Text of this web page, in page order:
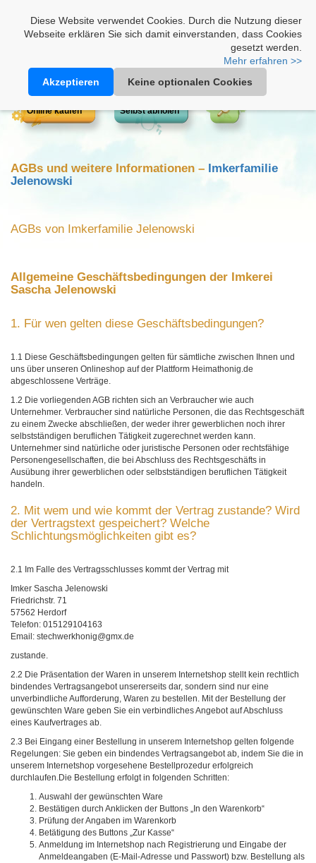
Diese Website verwendet Cookies. Durch die Nutzung dieser
Webseite erklären Sie sich damit einverstanden, dass Cookies
gesetzt werden.
Mehr erfahren >>
Akzeptieren
Keine optionalen Cookies
Online kaufen Selbst abholen
AGBs und weitere Informationen – Imkerfamilie
Jelenowski
AGBs von Imkerfamilie Jelenowski
Allgemeine Geschäftsbedingungen der Imkerei
Sascha Jelenowski
1. Für wen gelten diese Geschäftsbedingungen?
1.1 Diese Geschäftsbedingungen gelten für sämtliche zwischen Ihnen und
uns über unseren Onlineshop auf der Plattform Heimathonig.de
abgeschlossene Verträge.
1.2 Die vorliegenden AGB richten sich an Verbraucher wie auch
Unternehmer. Verbraucher sind natürliche Personen, die das Rechtsgeschäft
zu einem Zwecke abschließen, der weder ihrer gewerblichen noch ihrer
selbstständigen beruflichen Tätigkeit zugerechnet werden kann.
Unternehmer sind natürliche oder juristische Personen oder rechtsfähige
Personengesellschaften, die bei Abschluss des Rechtsgeschäfts in
Ausübung ihrer gewerblichen oder selbstständigen beruflichen Tätigkeit
handeln.
2. Mit wem und wie kommt der Vertrag zustande? Wird
der Vertragstext gespeichert? Welche
Schlichtungsmöglichkeiten gibt es?
2.1 Im Falle des Vertragsschlusses kommt der Vertrag mit
Imker Sascha Jelenowski
Friedrichstr. 71
57562 Herdorf
Telefon: 015129104163
Email: stechwerkhonig@gmx.de
zustande.
2.2 Die Präsentation der Waren in unserem Internetshop stellt kein rechtlich
bindendes Vertragsangebot unsererseits dar, sondern sind nur eine
unverbindliche Aufforderung, Waren zu bestellen. Mit der Bestellung der
gewünschten Ware geben Sie ein verbindliches Angebot auf Abschluss
eines Kaufvertrages ab.
2.3 Bei Eingang einer Bestellung in unserem Internetshop gelten folgende
Regelungen: Sie geben ein bindendes Vertragsangebot ab, indem Sie die in
unserem Internetshop vorgesehene Bestellprozedur erfolgreich
durchlaufen.Die Bestellung erfolgt in folgenden Schritten:
Auswahl der gewünschten Ware
Bestätigen durch Anklicken der Buttons „In den Warenkorb“
Prüfung der Angaben im Warenkorb
Betätigung des Buttons „Zur Kasse“
Anmeldung im Internetshop nach Registrierung und Eingabe der
Anmeldeangaben (E-Mail-Adresse und Passwort) bzw. Bestellung als